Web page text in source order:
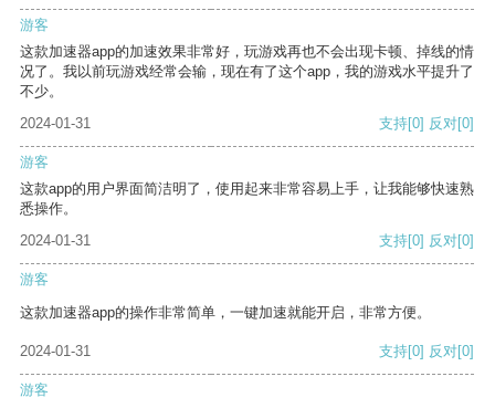
游客
这款加速器app的加速效果非常好，玩游戏再也不会出现卡顿、掉线的情
况了。我以前玩游戏经常会输，现在有了这个app，我的游戏水平提升了
不少。
2024-01-31
支持[0] 反对[0]
游客
这款app的用户界面简洁明了，使用起来非常容易上手，让我能够快速熟
悉操作。
2024-01-31
支持[0] 反对[0]
游客
这款加速器app的操作非常简单，一键加速就能开启，非常方便。
2024-01-31 支持[0] 反对[0]
游客